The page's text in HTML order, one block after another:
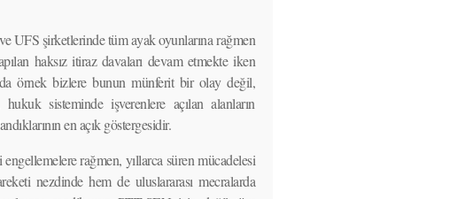
UFS şirketlerinde tüm ayak oyunlarına rağmen
haksız itiraz davaları devam etmekte iken
örnek bizlere bunun münferit bir olay değil,
sisteminde işverenlere açılan alanların
en açık göstergesidir.
rağmen, yıllarca süren mücadelesi
nezdinde hem de uluslararası mecralarda